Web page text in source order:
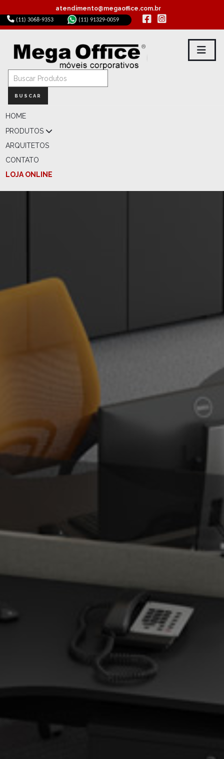
atendimento@megaoffice.com.br
(11) 3068-9353 (11) 91329-0059
BUSCAR
HOME
PRODUTOS
ARQUITETOS
CONTATO
LOJA ONLINE